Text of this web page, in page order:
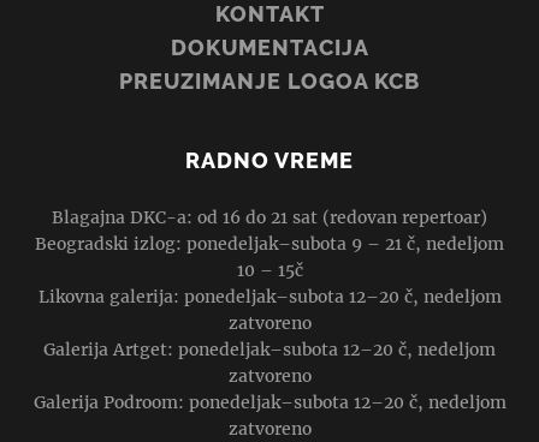
KONTAKT
DOKUMENTACIJA
PREUZIMANJE LOGOA KCB
RADNO VREME
Blagajna DKC-a: od 16 do 21 sat (redovan repertoar)
Beogradski izlog: ponedeljak–subota 9 – 21 č, nedeljom
10 – 15č
Likovna galerija: ponedeljak–subota 12–20 č, nedeljom
zatvoreno
Galerija Artget: ponedeljak–subota 12–20 č, nedeljom
zatvoreno
Galerija Podroom: ponedeljak–subota 12–20 č, nedeljom
zatvoreno